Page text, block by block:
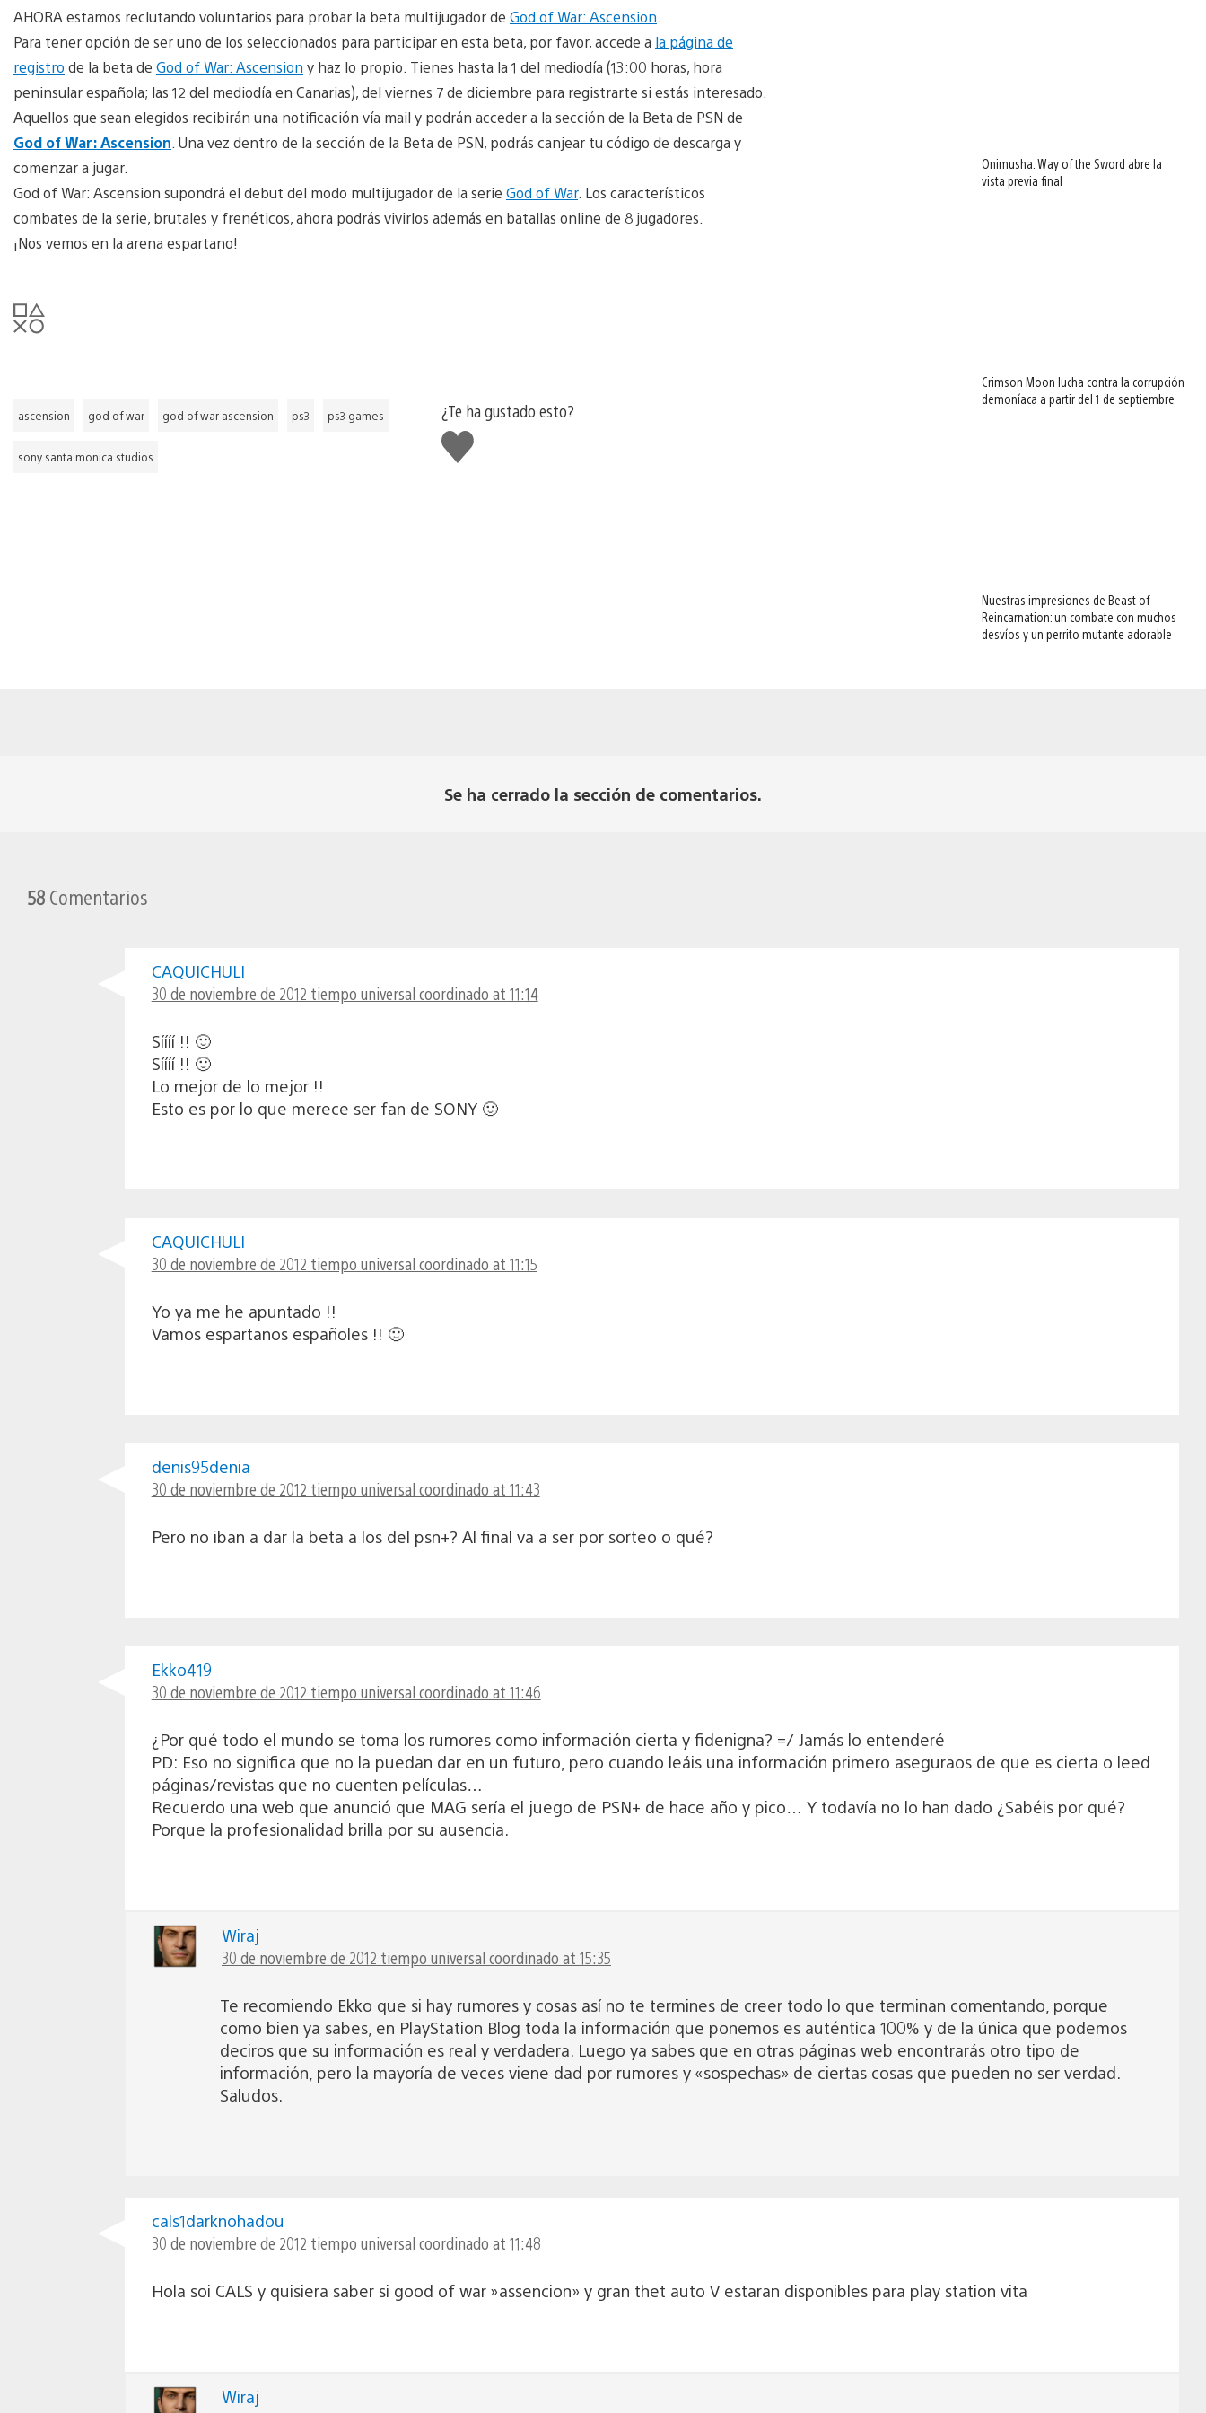
AHORA estamos reclutando voluntarios para probar la beta multijugador de God of War: Ascension
Para tener opción de ser uno de los seleccionados para participar en esta beta, por favor, accede a la página de
registro de la beta de God of War: Ascension y haz lo propio. Tienes hasta la 1 del mediodía (13:00 horas, hora
peninsular española; las 12 del mediodía en Canarias), del viernes 7 de diciembre para registrarte si estás interesado.
Aquellos que sean elegidos recibirán una notificación vía mail y podrán acceder a la sección de la Beta de PSN de
God of War: Ascension . Una vez dentro de la sección de la Beta de PSN, podrás canjear tu código de descarga y
comenzar a jugar.
God of War: Ascension supondrá el debut del modo multijugador de la serie God of War. Los característicos
combates de la serie, brutales y frenéticos, ahora podrás vivirlos además en batallas online de 8 jugadores.
¡Nos vemos en la arena espartano!
ascension god of war god of war ascension ps3 ps3 games
sony santa monica studios
¿Te ha gustado esto?
Me
gusta
Onimusha: Way of the Sword abre la
vista previa final
Crimson Moon lucha contra la corrupción
demoníaca a partir del 1 de septiembre
Nuestras impresiones de Beast of
Reincarnation: un combate con muchos
desvíos y un perrito mutante adorable
Se ha cerrado la sección de comentarios.
58 Comentarios
CAQUICHULI
30 de noviembre de 2012 tiempo universal coordinado at 11:14
Síííí !! 🙂
Síííí !! 🙂
Lo mejor de lo mejor !!
Esto es por lo que merece ser fan de SONY 🙂
CAQUICHULI
30 de noviembre de 2012 tiempo universal coordinado at 11:15
Yo ya me he apuntado !!
Vamos espartanos españoles !! 🙂
denis95denia
30 de noviembre de 2012 tiempo universal coordinado at 11:43
Pero no iban a dar la beta a los del psn+? Al final va a ser por sorteo o qué?
Ekko419
30 de noviembre de 2012 tiempo universal coordinado at 11:46
¿Por qué todo el mundo se toma los rumores como información cierta y fidenigna? =/ Jamás lo entenderé
PD: Eso no significa que no la puedan dar en un futuro, pero cuando leáis una información primero aseguraos de que es cierta o leed
páginas/revistas que no cuenten películas…
Recuerdo una web que anunció que MAG sería el juego de PSN+ de hace año y pico… Y todavía no lo han dado ¿Sabéis por qué?
Porque la profesionalidad brilla por su ausencia.
Wiraj
30 de noviembre de 2012 tiempo universal coordinado at 15:35
Te recomiendo Ekko que si hay rumores y cosas así no te termines de creer todo lo que terminan comentando, porque
como bien ya sabes, en PlayStation Blog toda la información que ponemos es auténtica 100% y de la única que podemos
deciros que su información es real y verdadera. Luego ya sabes que en otras páginas web encontrarás otro tipo de
información, pero la mayoría de veces viene dad por rumores y «sospechas» de ciertas cosas que pueden no ser verdad.
Saludos.
cals1darknohadou
30 de noviembre de 2012 tiempo universal coordinado at 11:48
Hola soi CALS y quisiera saber si good of war »assencion» y gran thet auto V estaran disponibles para play station vita
Wiraj